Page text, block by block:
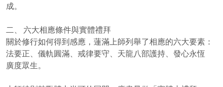
成。
二、 六大相應條件與實體禮拜
關於修行如何得到感應，蓮滿上師列舉了相應的六大要素：
法要正、儀軌圓滿、戒律要守、天龍八部護持、發心永恆
廣度眾生。